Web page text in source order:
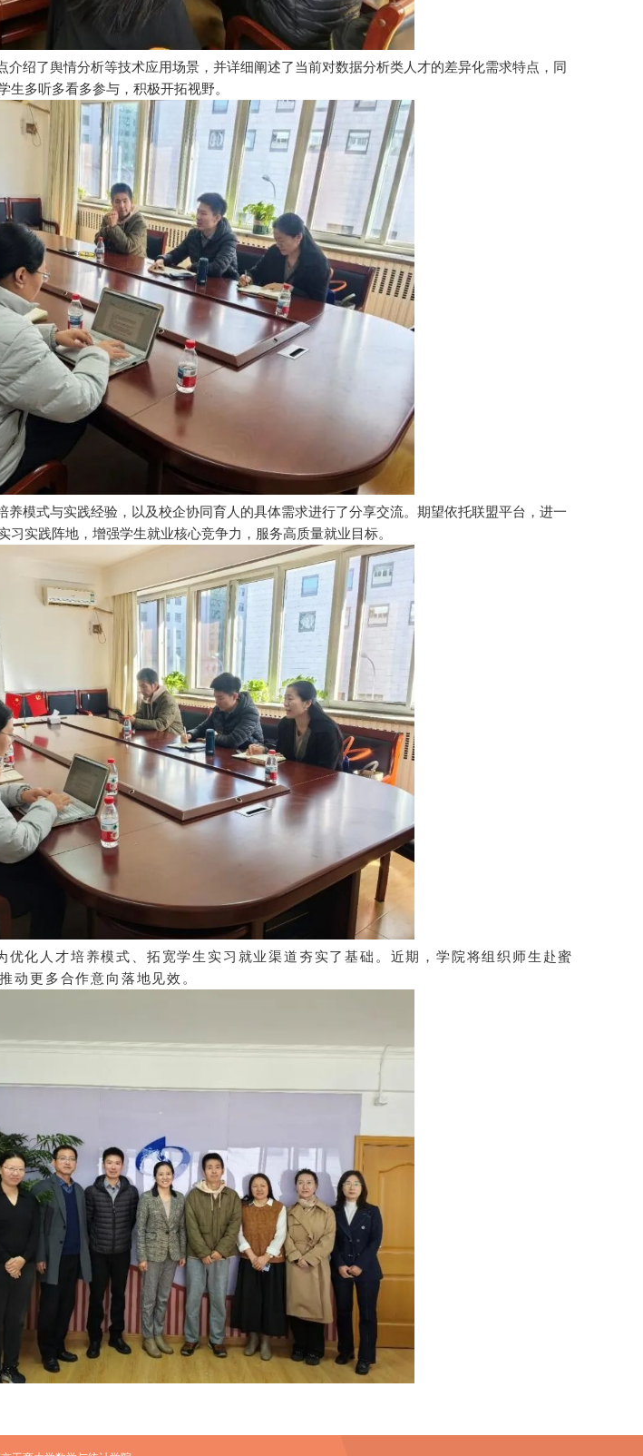
绍了舆情分析等技术应用场景，并详细阐述了当前对数据分析类人才的差异化需求特点，同
生多听多看多参与，积极开拓视野。
养模式与实践经验，以及校企协同育人的具体需求进行了分享交流。期望依托联盟平台，进一
实践阵地，增强学生就业核心竞争力，服务高质量就业目标。
优化人才培养模式、拓宽学生实习就业渠道夯实了基础。近期，学院将组织师生赴蜜
动更多合作意向落地见效 。